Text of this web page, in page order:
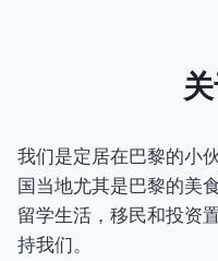
我们是定居在巴黎的小
国当地尤其是巴黎的美
留学生活，移民和投资
持我们。